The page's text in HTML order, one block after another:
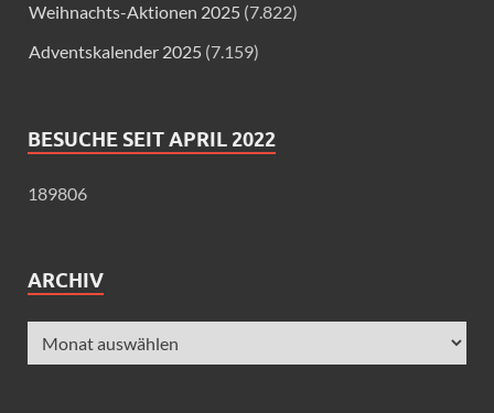
Weihnachts-Aktionen 2025 (7.822)
Adventskalender 2025 (7.159)
BESUCHE SEIT APRIL 2022
189806
ARCHIV